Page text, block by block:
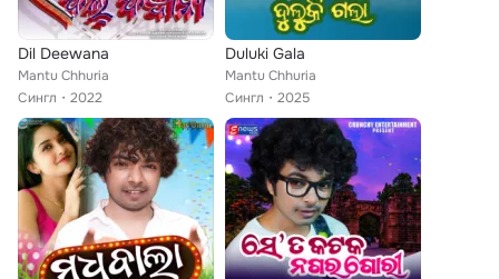
Dil Deewana
Mantu Chhuria
Сингл
2022
Duluki Gala
Mantu Chhuria
Сингл
2025